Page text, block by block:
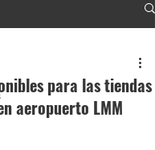
para las tiendas
aeropuerto LMM